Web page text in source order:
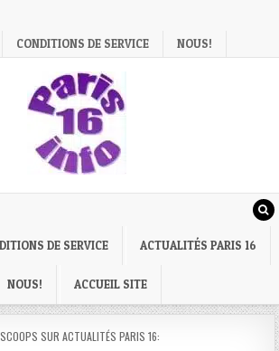
CONDITIONS DE SERVICE NOUS!
DE SERVICE ACTUALITÉS PARIS 16
NOUS! ACCUEIL SITE
POSTED
SCOOPS SUR ACTUALITÉS PARIS 16: